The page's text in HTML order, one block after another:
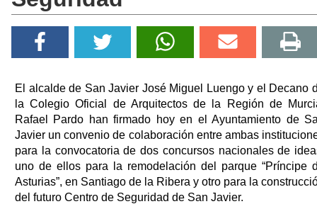
El alcalde de San Javier José Miguel Luengo y el Decano
la Colegio Oficial de Arquitectos de la Región de
Rafael Pardo han firmado hoy en el Ayuntamiento de
Javier un convenio de colaboración entre ambas
para la convocatoria de dos concursos nacionales de
uno de ellos para la remodelación del parque “Príncipe
Asturias”, en Santiago de la Ribera y otro para la
del futuro Centro de Seguridad de San Javier.